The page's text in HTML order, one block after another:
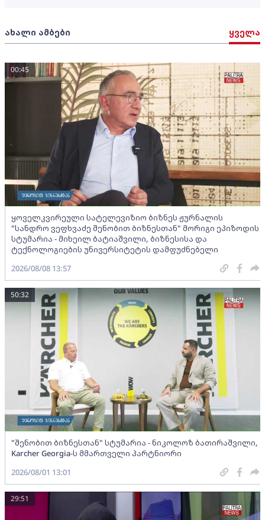
ახალი ამბები ყველა
ყოველკვირეული სატელევიზიო ბიზნეს ჟურნალის
"სანდრო ვეფხვაძე შენობით ბიზნესთან" მორიგი ეპიზოდის
სტუმარია - მიხეილ ბატიაშვილი, ბიზნესისა და
ტექნოლოგიების უნივერსიტეტის დამფუძნებელი
00:45
2026/08/08 13:57
"შენობით ბიზნესთან" სტუმარია - ნიკოლოზ ბათირაშვილი,
Karcher Georgia-ს მმართველი პარტნიორი
50:32
2026/08/01 13:01
29:51